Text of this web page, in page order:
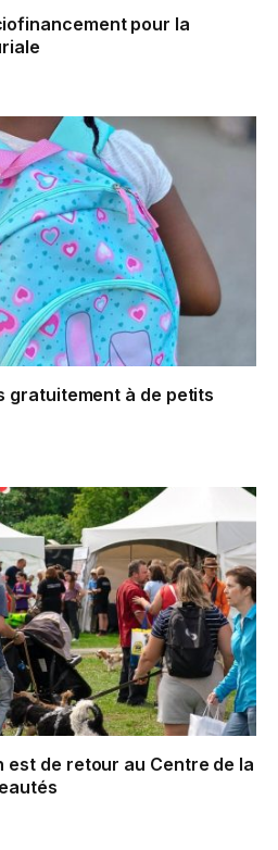
pour la
gratuitement à de petits
est de retour au Centre de la